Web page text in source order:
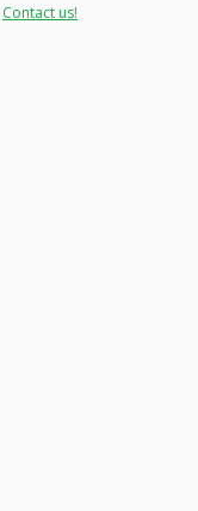
Contact us!